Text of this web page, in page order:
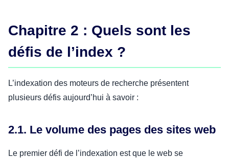
Chapitre 2 : Quels sont les
défis de l’index ?
L’indexation des moteurs de recherche présentent
plusieurs défis aujourd’hui à savoir :
2.1. Le volume des pages des sites web
Le premier défi de l’indexation est que le web se